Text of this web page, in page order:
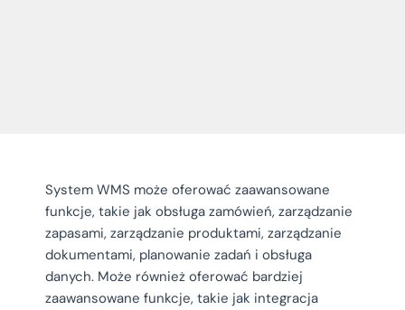
System WMS może oferować zaawansowane
funkcje, takie jak obsługa zamówień, zarządzanie
zapasami, zarządzanie produktami, zarządzanie
dokumentami, planowanie zadań i obsługa
danych. Może również oferować bardziej
zaawansowane funkcje, takie jak integracja